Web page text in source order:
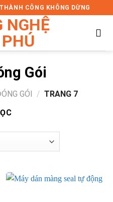
CÔNG KHÔNG DỪNG
Gói
GÓI / TRANG 7